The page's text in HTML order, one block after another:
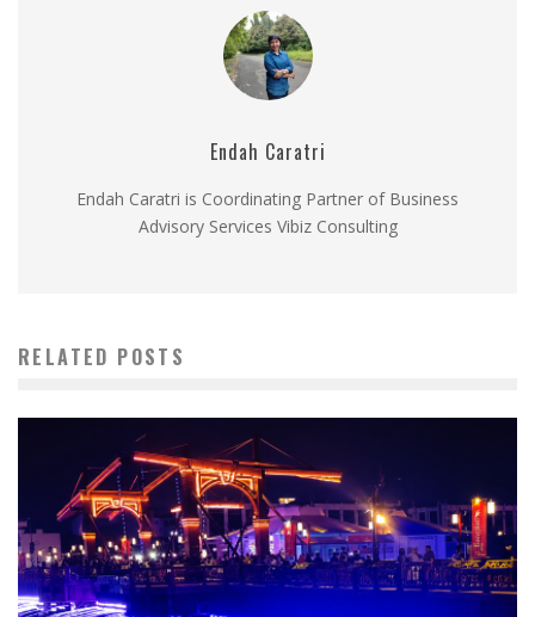
Endah Caratri
Endah Caratri is Coordinating Partner of Business
Advisory Services Vibiz Consulting
RELATED POSTS